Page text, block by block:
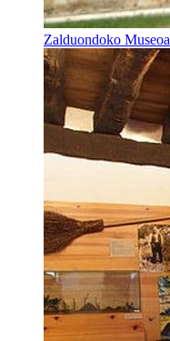
Zalduondoko Museoa